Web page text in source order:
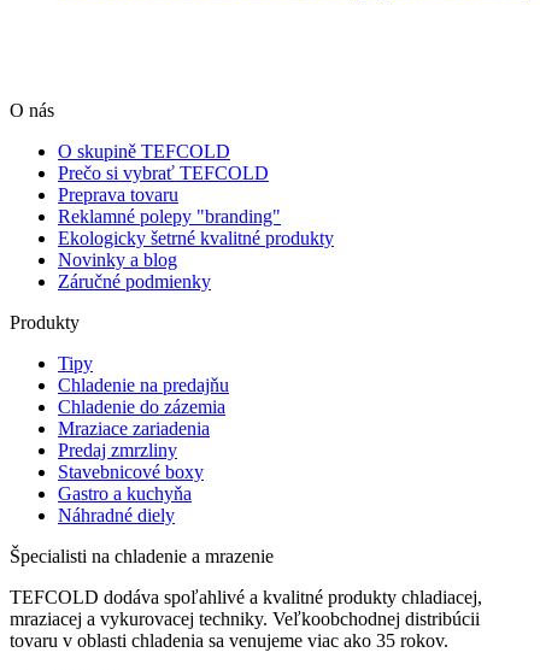
O nás
O skupině TEFCOLD
Prečo si vybrať TEFCOLD
Preprava tovaru
Reklamné polepy "branding"
Ekologicky šetrné kvalitné produkty
Novinky a blog
Záručné podmienky
Produkty
Tipy
Chladenie na predajňu
Chladenie do zázemia
Mraziace zariadenia
Predaj zmrzliny
Stavebnicové boxy
Gastro a kuchyňa
Náhradné diely
Špecialisti na chladenie a mrazenie
TEFCOLD dodáva spoľahlivé a kvalitné produkty chladiacej,
mraziacej a vykurovacej techniky. Veľkoobchodnej distribúcii
tovaru v oblasti chladenia sa venujeme viac ako 35 rokov.